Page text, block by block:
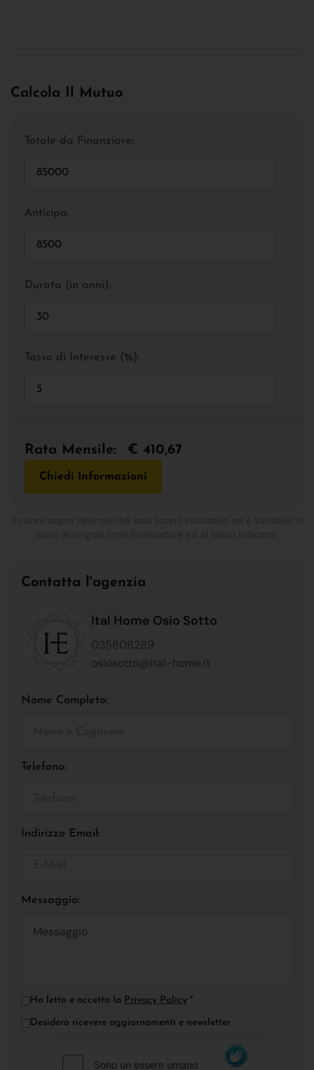
Calcola Il Mutuo
Totale da Finanziare:
Anticipo:
Durata (in anni):
Tasso di Interesse (%):
Rata Mensile: € 410,67
Chiedi Informazioni
Contatta l'agenzia
Ital Home Osio Sotto
035808289
osiosotto@ital-home.it
Nome Completo:
Telefono:
Indirizzo Email:
Messaggio:
Ho letto e accetto la Privacy Policy *
Desidero ricevere aggiornamenti e newsletter